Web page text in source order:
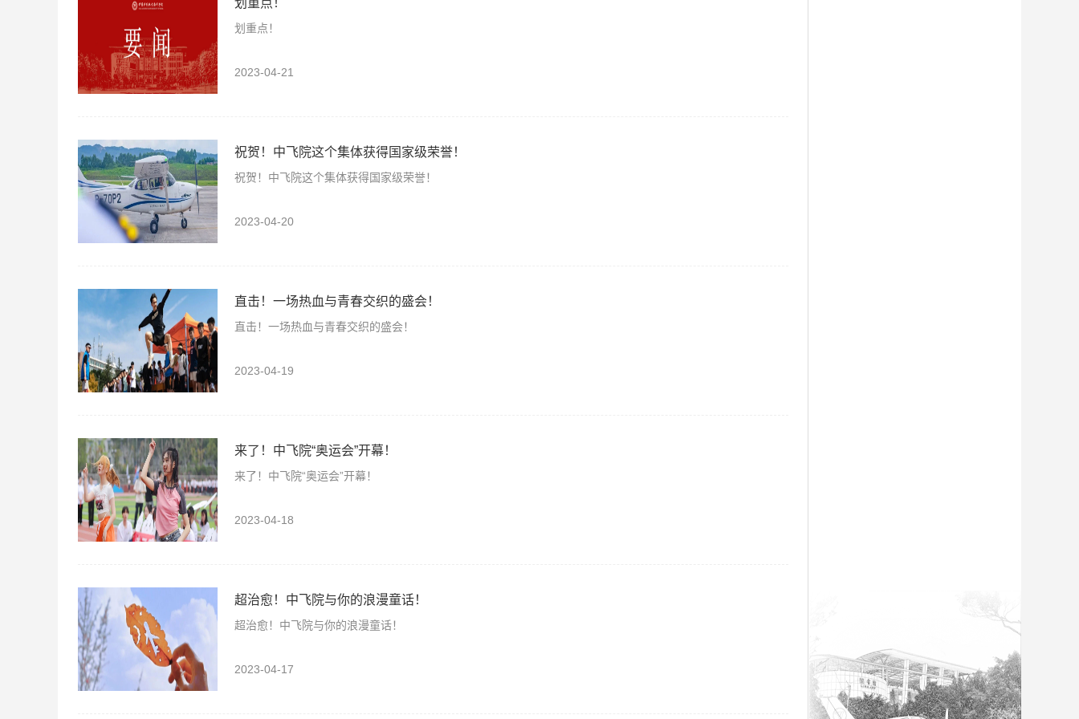
划重点！
划重点！
2023-04-21
祝贺！中飞院这个集体获得国家级荣誉！
祝贺！中飞院这个集体获得国家级荣誉！
2023-04-20
直击！一场热血与青春交织的盛会！
直击！一场热血与青春交织的盛会！
2023-04-19
来了！中飞院“奥运会”开幕！
来了！中飞院“奥运会”开幕！
2023-04-18
超治愈！中飞院与你的浪漫童话！
超治愈！中飞院与你的浪漫童话！
2023-04-17